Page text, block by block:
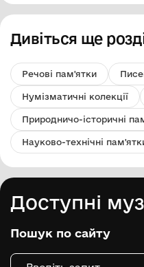
Дивіться ще
Речові пам'ятки
Нумізматичні колекції
Природничо-історичні
Науково-технічні
Доступні
Пошук по сайту